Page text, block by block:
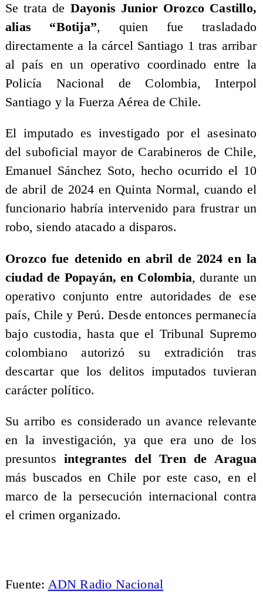
Se trata de Dayonis Junior Orozco Castillo,
alias “Botija”, quien fue trasladado
directamente a la cárcel Santiago 1 tras arribar
al país en un operativo coordinado entre la
Policía Nacional de Colombia, Interpol
Santiago y la Fuerza Aérea de Chile.
El imputado es investigado por el asesinato
del suboficial mayor de Carabineros de Chile,
Emanuel Sánchez Soto, hecho ocurrido el 10
de abril de 2024 en Quinta Normal, cuando el
funcionario habría intervenido para frustrar un
robo, siendo atacado a disparos.
Orozco fue detenido en abril de 2024 en la
ciudad de Popayán, en Colombia, durante un
operativo conjunto entre autoridades de ese
país, Chile y Perú. Desde entonces permanecía
bajo custodia, hasta que el Tribunal Supremo
colombiano autorizó su extradición tras
descartar que los delitos imputados tuvieran
carácter político.
Su arribo es considerado un avance relevante
en la investigación, ya que era uno de los
presuntos integrantes del Tren de Aragua
más buscados en Chile por este caso, en el
marco de la persecución internacional contra
el crimen organizado.
Fuente: ADN Radio Nacional